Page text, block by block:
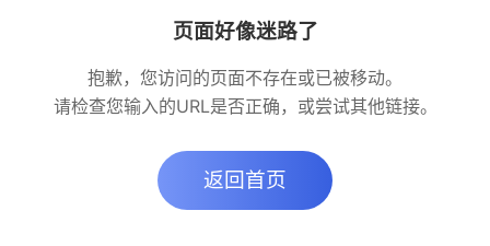
页面好像迷路了
抱歉，您访问的页面不存在或已被移动。
请检查您输入的URL是否正确，或尝试其他链接。
返回首页